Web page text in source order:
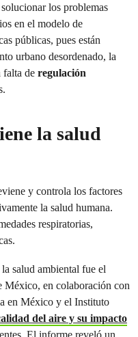
los problemas
en el modelo de
públicas, pues están
urbano desordenado, la
falta de regulación
la salud
y controla los factores
la salud humana.
respiratorias,
salud ambiental fue el
México, en colaboración con
en México y el Instituto
del aire y su impacto